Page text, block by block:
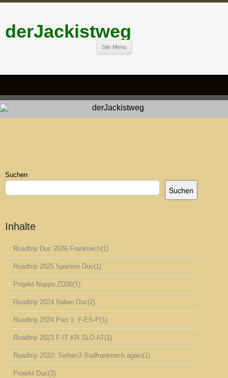
derJackistweg
Site Menu
Suchen
Suchen
Inhalte
Roadtrip Duc 2026 Frankreich(1)
Roadtrip 2025 Spanien Duc(1)
Projekt Nappo ZD30(1)
Roadtrip 2024 Italien Duc(2)
Roadtrip 2024 Part 1: F-ES-P(1)
Roadtrip 2023 F IT KR SLO AT(1)
Roadtrip 2022: Sieben3 Südfrankreich again(1)
Projekt Duc(3)